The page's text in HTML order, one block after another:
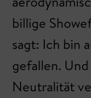
billige
sagt: Ich bin
gefallen.
Neutralität